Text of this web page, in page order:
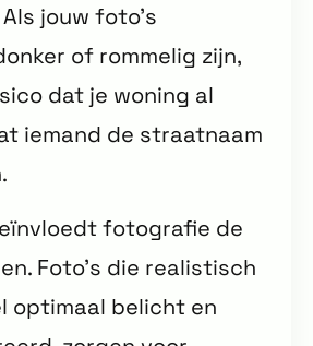
jouw foto’s
of rommelig zijn,
dat je woning al
iemand de straatnaam
fotografie de
Foto’s die realistisch
optimaal belicht en